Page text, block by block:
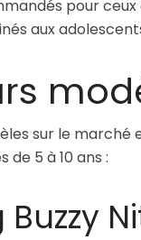
pour
aux
sur le
5 à 10 ans :
Buzzy